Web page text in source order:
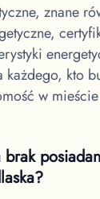
znane
każdego, kto
w
brak
?